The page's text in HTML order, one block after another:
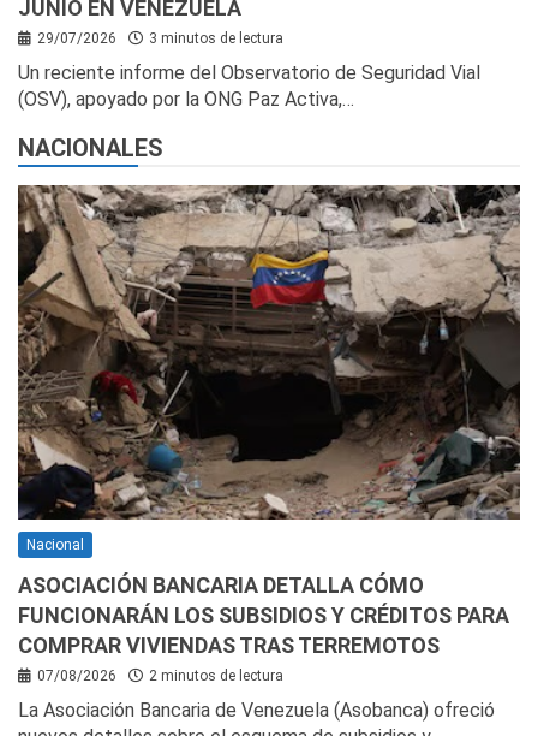
JUNIO EN VENEZUELA
29/07/2026 3 minutos de lectura
Un reciente informe del Observatorio de Seguridad Vial
(OSV), apoyado por la ONG Paz Activa,…
NACIONALES
Nacional
ASOCIACIÓN BANCARIA DETALLA CÓMO
FUNCIONARÁN LOS SUBSIDIOS Y CRÉDITOS PARA
COMPRAR VIVIENDAS TRAS TERREMOTOS
07/08/2026 2 minutos de lectura
La Asociación Bancaria de Venezuela (Asobanca) ofreció